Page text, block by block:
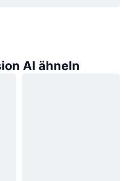
AI ähneln